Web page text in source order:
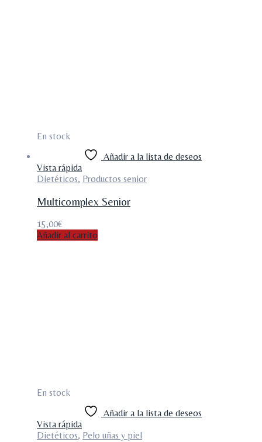
En stock
Añadir a la lista de deseos
Vista rápida
Dietéticos, Productos senior
Multicomplex Senior
15,00€
Añadir al carrito
En stock
Añadir a la lista de deseos
Vista rápida
Dietéticos, Pelo uñas y piel